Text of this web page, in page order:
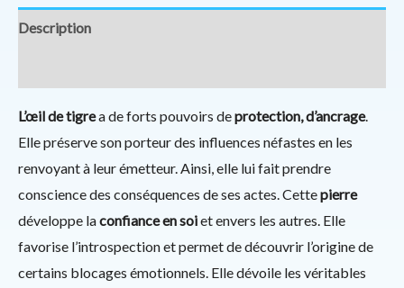
Description
L’œil de tigrea de forts pouvoirs deprotection, d’ancrage.
Elle préserve son porteur des influences néfastes en les
renvoyant à leur émetteur. Ainsi, elle lui fait prendre
conscience des conséquences de ses actes. Cettepierre
développe laconfiance en soiet envers les autres. Elle
favorise l’introspection et permet de découvrir l’origine de
certains blocages émotionnels. Elle dévoile les véritables